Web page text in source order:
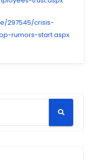
297545/crisis-
rumors-start.aspx